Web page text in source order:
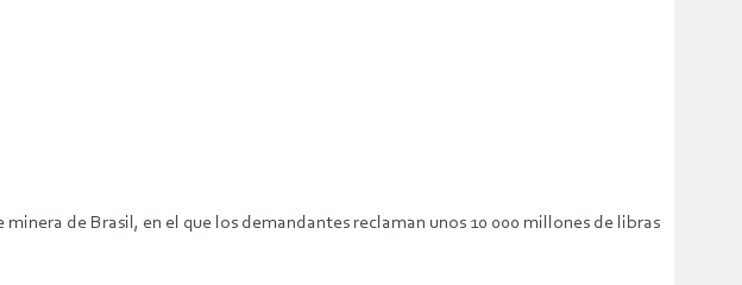
de Brasil, en el que los demandantes reclaman unos 10 000 millones de libras